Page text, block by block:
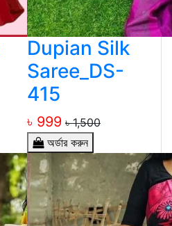
Dupian Silk
Saree_DS-
415
৳ 999 ৳ 1,500
অর্ডার করুন